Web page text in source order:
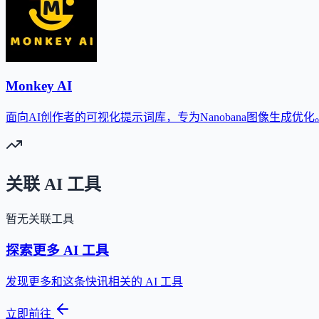
Monkey AI
面向AI创作者的可视化提示词库，专为Nanobana图像生成优化
关联 AI 工具
暂无关联工具
探索更多 AI 工具
发现更多和这条快讯相关的 AI 工具
立即前往